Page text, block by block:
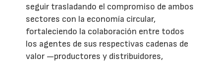
seguir trasladando el compromiso de ambos
sectores con la economía circular,
fortaleciendo la colaboración entre todos
los agentes de sus respectivas cadenas de
valor —productores y distribuidores,